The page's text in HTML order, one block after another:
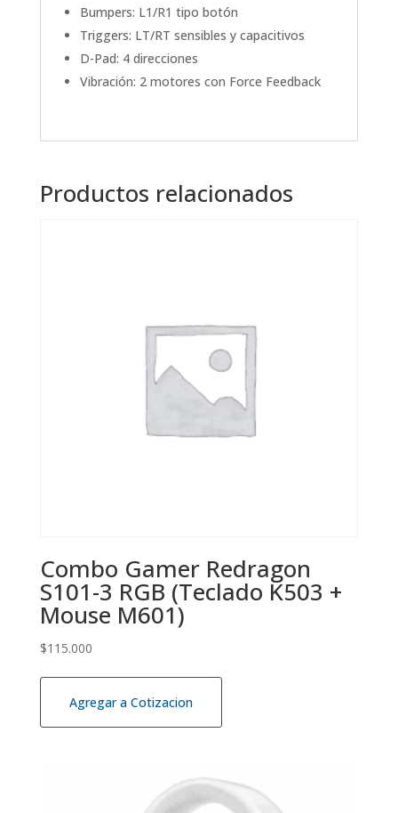
Bumpers: L1/R1 tipo botón
Triggers: LT/RT sensibles y capacitivos
D-Pad: 4 direcciones
Vibración: 2 motores con Force Feedback
Productos relacionados
Combo Gamer Redragon
S101-3 RGB (Teclado K503 +
Mouse M601)
$115.000
Agregar a Cotizacion